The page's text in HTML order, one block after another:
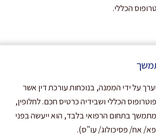
הכללי.
על ידי הממנה, בנוכחות עורכת דין אשר
הכללי ושבידיה כרטיס חכם. לחלופין,
מתמשך בתחום הרפואי בלבד, הוא ייעשה בפני
אח/ פסיכולוג/ עו"ס).